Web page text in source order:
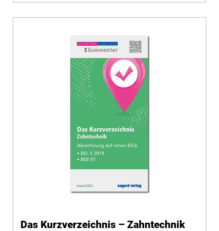
Das Kurzverzeichnis – Zahntechnik